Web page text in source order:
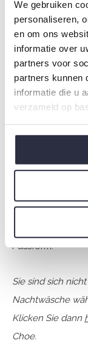
We gebruiken
personaliseren,
en om ons
informatie over
partners voor
partners kunnen
informatie die u
verzameld op
Marke:
Saison:
Thema: N
Kollektion:
Typ:Pyjama
Farbe:
Die
einem
Passform.
Sie sind sich
Nachtwäsche
Klicken Sie dann
Choe.